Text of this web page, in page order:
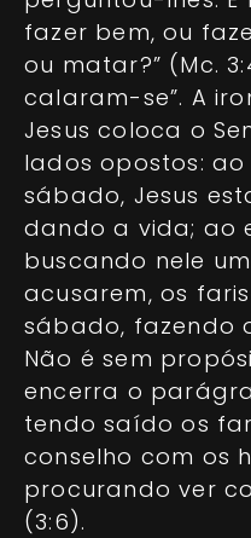
fazer bem, ou
ou matar?” (Mc.
calaram-se”. A
Jesus coloca o
lados opostos:
sábado, Jesus
dando a vida; ao
buscando nele
acusarem, os
sábado, fazendo
Não é sem
encerra o
tendo saído os
conselho com os
procurando ver
(3:6).